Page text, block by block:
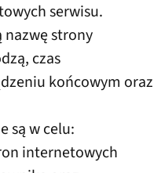
serwisu.
nazwę strony
czas
końcowym oraz
są w celu:
internetowych